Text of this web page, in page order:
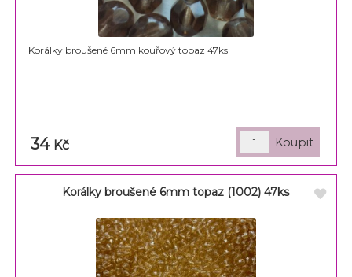
Korálky broušené 6mm kouřový topaz 47ks
34 Kč
Korálky broušené 6mm topaz (1002) 47ks